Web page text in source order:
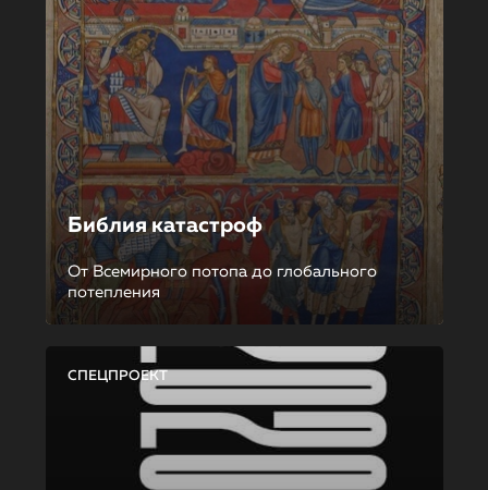
Библия катастроф
От Всемирного потопа до глобального
потепления
СПЕЦПРОЕКТ